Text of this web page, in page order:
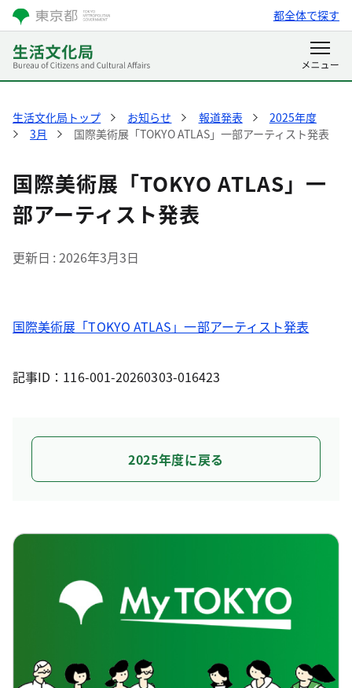
都全体で探す
生活文化局トップ お知らせ 報道発表
2025年度
3月
国際美術展「TOKYO ATLAS」一部アーティスト発表
国際美術展「TOKYO ATLAS」一
部アーティスト発表
更新日 2026年3月3日
国際美術展「TOKYO ATLAS」一部アーティスト発表
記事ID：116-001-20260303-016423
2025年度に戻る